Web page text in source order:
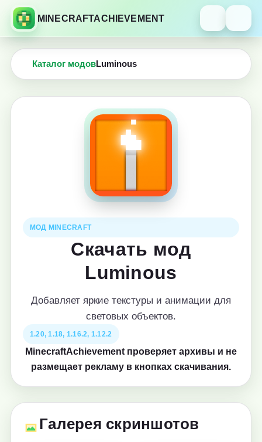
MINECRAFTACHIEVEMENT
Каталог модовLuminous
МОД MINECRAFT
Скачать мод
Luminous
Добавляет яркие текстуры и анимации для
световых объектов.
1.20, 1.18, 1.16.2, 1.12.2
MinecraftAchievement проверяет архивы и не
размещает рекламу в кнопках скачивания.
Галерея скриншотов